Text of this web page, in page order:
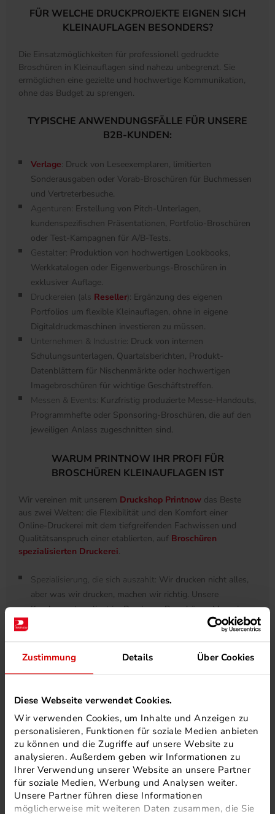
Zustimmung Details Über Cookies
Diese Webseite verwendet Cookies.
Wir verwenden Cookies, um Inhalte und Anzeigen zu
personalisieren, Funktionen für soziale Medien anbieten
zu können und die Zugriffe auf unsere Website zu
analysieren. Außerdem geben wir Informationen zu
Ihrer Verwendung unserer Website an unsere Partner
für soziale Medien, Werbung und Analysen weiter.
Unsere Partner führen diese Informationen
möglicherweise mit weiteren Daten zusammen, die Sie
FÜR WELCHE DRUCKPROJEKTE EIGNEN SICH
KLEINAUFLAGEN BESONDERS?
Die Einsatzmöglichkeiten für professionell gedruckte
Broschüren in Kleinauflagen sind nahezu unbegrenzt. Sie
ermöglichen eine gezielte und hochwertige Kommunikation,
ohne das Budget zu sprengen.
TYPISCHE ANWENDUNGSFÄLLE FÜR UNSERE
B2B-KUNDEN:
Verlage: Druck von Leseexemplaren, limitierten
Sonderausgaben oder Vorab-Broschüren für Buchmessen
und Vertreterbesuche.
Agenturen: Erstellung von Pitch-Unterlagen,
kundenspezifischen Präsentationen, Portfolio-Broschüren
oder Test-Kampagnen für A/B-Tests.
Gestalter: Produktion von hochwertigen Lookbooks,
Werkkatalogen oder Eigenwerbungs-Broschüren in
exklusiver Auflage.
Druckereien (als Reseller): Ergänzung des eigenen
Portfolios um flexible Kleinauflagen, ohne in eigene
Digitaldruckmaschinen investieren zu müssen.
Unternehmen & Industrie: Druck von internen
Schulungsunterlagen, Quartalsberichten, Produkt-
Datenblättern für Nischenmärkte oder hochwertigen
Imagebroschüren für wichtige Geschäftstreffen.
Messen & Events: Kurzfristig produzierte Messe-Handouts,
Programmhefte oder Sponsoring-Broschüren, die auf den
jeweiligen Anlass zugeschnitten sind.
WARUM PRINTNOW IHR PROFI FÜR
BROSCHÜREN KLEINAUFLAGEN IST
Wir vereinen mit unserem Druckshop Printnow das Beste
aus zwei Welten: die Flexibilität und den Komfort einer
Online-Druckerei mit dem tiefgreifenden Fachwissen und
Qualitätsanspruch einer etablierten, auf Broschüren
spezialisierten Druckerei.
Spezialisierung, die sich auszahlt: Wir drucken nicht alles,
aber was wir drucken, machen wir richtig. Unsere
Kernkompetenz liegt im Druck von Broschüren, Magazinen
und Katalogen. Sie profitieren von unserer langjährigen
Erfahrung und unseren optimierten Prozessen, die für
exzellente Ergebnisse sorgen.
Broschüren Kleinauflagen drucken lassen – und das bereits
ab einer Kleinstauflage von nur 10 Stück. Ideal für Tests,
personalisierte Mailings oder exklusive Projekte.
Attraktive Konditionen für Profis:Wir wissen, dass für Sie
nicht nur die Qualität, sondern auch der Preis stimmen
muss. Durch effiziente Prozesse und unsere
Spezialisierung bieten wir Ihnen erstklassige
Druckprodukte zu fairen B2B-Konditionen.